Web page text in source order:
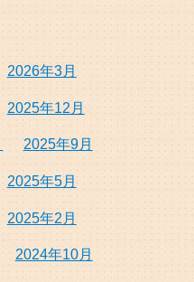
2026年3月
2025年12月
2025年9月
2025年5月
2025年2月
2024年10月